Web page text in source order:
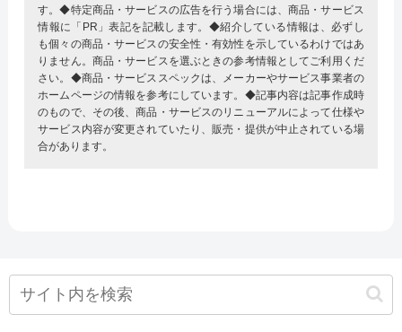
す。◆特定商品・サービスの広告を行う場合には、商品・サービス
情報に「PR」表記を記載します。◆紹介している情報は、必ずし
も個々の商品・サービスの安全性・有効性を示しているわけではあ
りません。商品・サービスを選ぶときの参考情報としてご利用くだ
さい。◆商品・サービススペックは、メーカーやサービス事業者の
ホームページの情報を参考にしています。◆記事内容は記事作成時
のもので、その後、商品・サービスのリニューアルによって仕様や
サービス内容が変更されていたり、販売・提供が中止されている場
合があります。